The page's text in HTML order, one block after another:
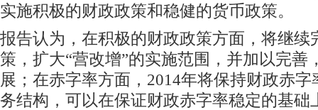
实施积极的财政政策和稳健的货币政策。
报告认为，在积极的财政政策方面，将继续
策，扩大“营改增”的实施范围，并加以完善
展；在赤字率方面，2014年将保持财政赤
务结构，可以在保证财政赤字率稳定的基础